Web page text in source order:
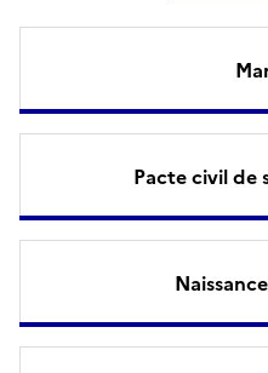
Pacte civil de